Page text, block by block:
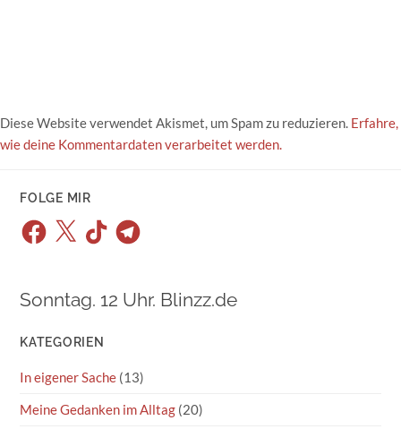
Diese Website verwendet Akismet, um Spam zu reduzieren. Erfahre,
wie deine Kommentardaten verarbeitet werden.
FOLGE MIR
Facebook
X TikTokTelegram
Sonntag. 12 Uhr. Blinzz.de
KATEGORIEN
In eigener Sache (13)
Meine Gedanken im Alltag (20)